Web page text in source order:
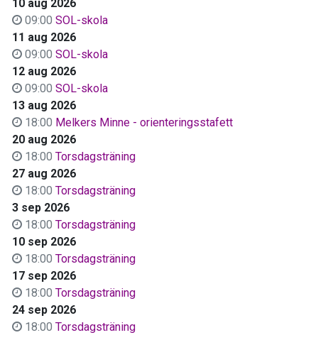
10 aug 2026
09:00 SOL-skola
11 aug 2026
09:00 SOL-skola
12 aug 2026
09:00 SOL-skola
13 aug 2026
18:00 Melkers Minne - orienteringsstafett
20 aug 2026
18:00 Torsdagsträning
27 aug 2026
18:00 Torsdagsträning
3 sep 2026
18:00 Torsdagsträning
10 sep 2026
18:00 Torsdagsträning
17 sep 2026
18:00 Torsdagsträning
24 sep 2026
18:00 Torsdagsträning